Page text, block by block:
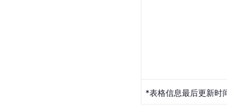
*表格信息最后更新时